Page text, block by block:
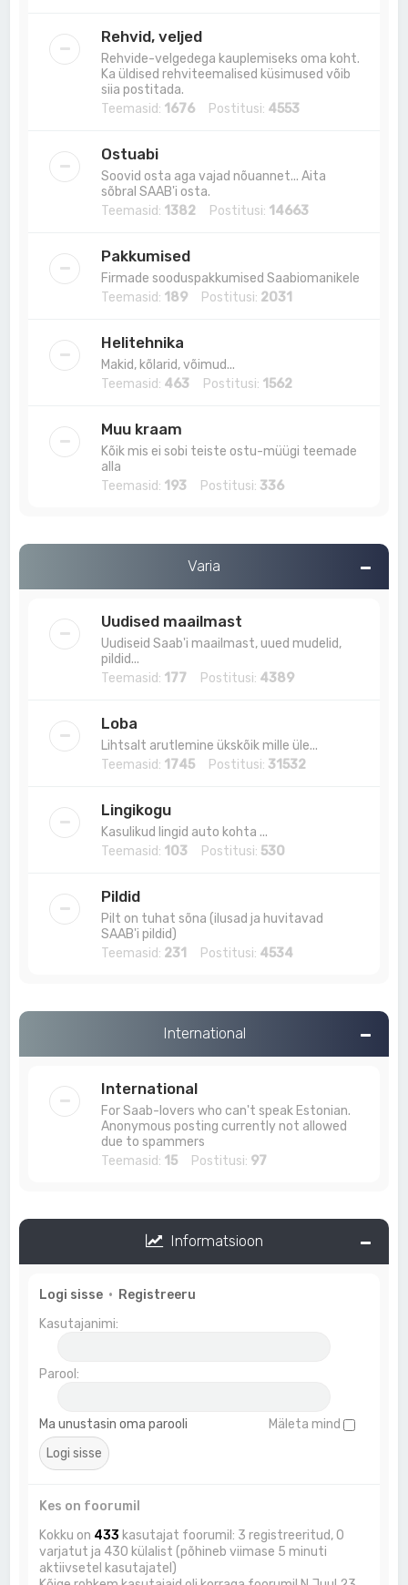
Rehvid, veljed
Rehvide-velgedega kauplemiseks oma koht.
Ka üldised rehviteemalised küsimused võib
siia postitada.
Teemasid: 1676 Postitusi: 4553
Ostuabi
Soovid osta aga vajad nõuannet... Aita
sõbral SAAB'i osta.
Teemasid: 1382 Postitusi: 14663
Pakkumised
Firmade sooduspakkumised Saabiomanikele
Teemasid: 189 Postitusi: 2031
Helitehnika
Makid, kõlarid, võimud...
Teemasid: 463 Postitusi: 1562
Muu kraam
Kõik mis ei sobi teiste ostu-müügi teemade
alla
Teemasid: 193 Postitusi: 336
Varia
Uudised maailmast
Uudiseid Saab'i maailmast, uued mudelid,
pildid...
Teemasid: 177 Postitusi: 4389
Loba
Lihtsalt arutlemine ükskõik mille üle...
Teemasid: 1745 Postitusi: 31532
Lingikogu
Kasulikud lingid auto kohta ...
Teemasid: 103 Postitusi: 530
Pildid
Pilt on tuhat sõna (ilusad ja huvitavad
SAAB'i pildid)
Teemasid: 231 Postitusi: 4534
International
International
For Saab-lovers who can't speak Estonian.
Anonymous posting currently not allowed
due to spammers
Teemasid: 15 Postitusi: 97
Informatsioon
Logi sisse • Registreeru
Kasutajanimi:
Parool:
Ma unustasin oma parooli Mäleta mind
Kes on foorumil
Kokku on 433 kasutajat foorumil: 3 registreeritud, 0
varjatut ja 430 külalist (põhineb viimase 5 minuti
aktiivsetel kasutajatel)